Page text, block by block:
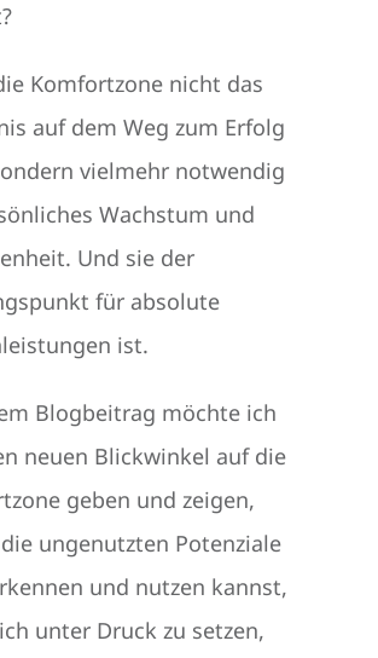
Komfortzone nicht das
auf dem Weg zum Erfolg
vielmehr notwendig
Wachstum und
Und sie der
für absolute
ist.
Blogbeitrag möchte ich
neuen Blickwinkel auf die
geben und zeigen,
ungenutzten Potenziale
und nutzen kannst,
unter Druck zu setzen,